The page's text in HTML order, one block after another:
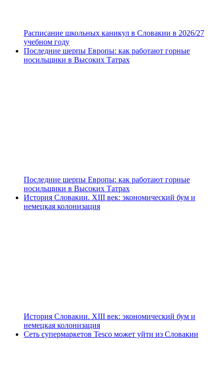
Расписание школьных каникул в Словакии в 2026/27
учебном году
Последние шерпы Европы: как работают горные
носильщики в Высоких Татрах
Последние шерпы Европы: как работают горные
носильщики в Высоких Татрах
История Словакии. XIII век: экономический бум и
немецкая колонизация
История Словакии. XIII век: экономический бум и
немецкая колонизация
Сеть супермаркетов Tesco может уйти из Словакии